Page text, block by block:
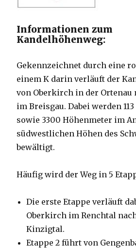
Informationen zum
Kandelhöhenweg:
Gekennzeichnet durch eine
einem K darin verläuft der
von Oberkirch in der Ortenau
im Breisgau. Dabei werden
sowie 3300 Höhenmeter im
südwestlichen Höhen des
bewältigt.
Häufig wird der Weg in 5
Die erste Etappe verläuft
Oberkirch im Renchtal
Kinzigtal.
Etappe 2 führt von